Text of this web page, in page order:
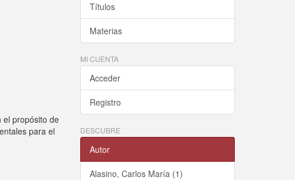
el propósito de
para el
Títulos
Materias
MI CUENTA
Acceder
Registro
DESCUBRE
Autor
Alasino, Carlos María (1)